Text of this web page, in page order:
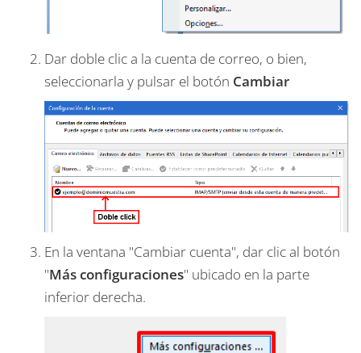
Dar doble clic a la cuenta de correo, o bien,
seleccionarla y pulsar el botón Cambiar
En la ventana "Cambiar cuenta", dar clic al botón
"Más configuraciones" ubicado en la parte
inferior derecha.